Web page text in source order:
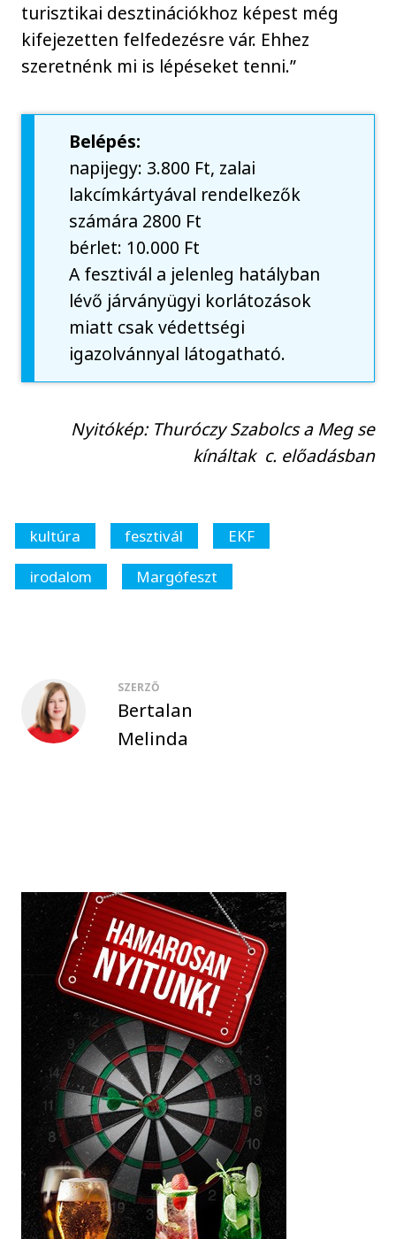
turisztikai desztinációkhoz képest még
kifejezetten felfedezésre vár. Ehhez
szeretnénk mi is lépéseket tenni.”
Belépés:
napijegy: 3.800 Ft, zalai
lakcímkártyával rendelkezők
számára 2800 Ft
bérlet: 10.000 Ft
A fesztivál a jelenleg hatályban
lévő járványügyi korlátozások
miatt csak védettségi
igazolvánnyal látogatható.
Nyitókép: Thuróczy Szabolcs a Meg se
kínáltak c. előadásban
kultúra fesztivál
EKF
irodalom
Margófeszt
SZERZŐ
Bertalan
Melinda